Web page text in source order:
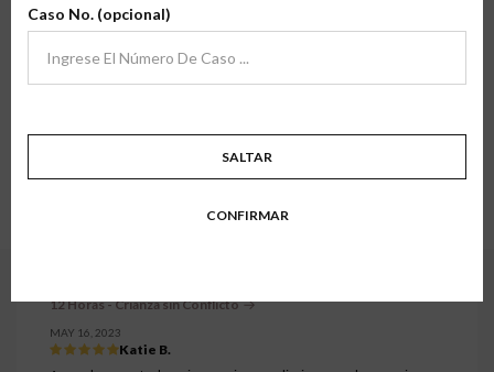
Aquí encontrará testimonios de familias que han tomado una de nuestras
1 … 227 228 229 230 231
…
245
12 Horas - Crianza sin Conflicto
MAY 16, 2023
Katie B.
Caso No. (opcional)
SALTAR
CONFIRMAR